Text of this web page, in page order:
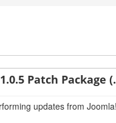
Patch Package
updates from